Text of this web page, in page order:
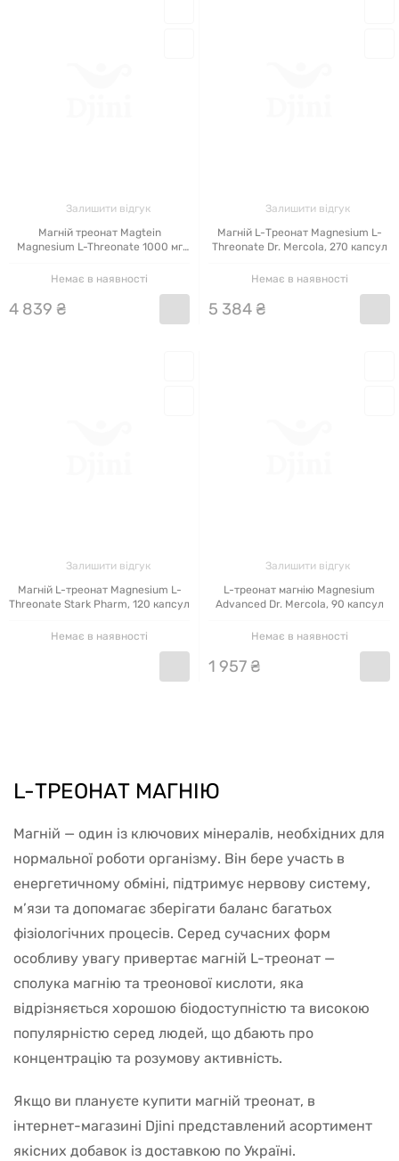
Залишити відгук
Магній треонат Magtein
Magnesium L-Threonate 1000 мг
Немає в наявності
4 839 ₴
Залишити відгук
Магній L-Треонат Magnesium L-
Threonate Dr. Mercola, 270 капсул
Немає в наявності
5 384 ₴
Залишити відгук
Магній L-треонат Magnesium L-
Threonate Stark Pharm, 120 капсул
Немає в наявності
Залишити відгук
L-треонат магнію Magnesium
Advanced Dr. Mercola, 90 капсул
Немає в наявності
1 957 ₴
L-ТРЕОНАТ МАГНІЮ
Магній — один із ключових мінералів, необхідних для
нормальної роботи організму. Він бере участь в
енергетичному обміні, підтримує нервову систему,
м’язи та допомагає зберігати баланс багатьох
фізіологічних процесів. Серед сучасних форм
особливу увагу привертає магній L-треонат —
сполука магнію та треонової кислоти, яка
відрізняється хорошою біодоступністю та високою
популярністю серед людей, що дбають про
концентрацію та розумову активність.
Якщо ви плануєте купити магній треонат, в
інтернет-магазині Djini представлений асортимент
якісних добавок із доставкою по Україні.